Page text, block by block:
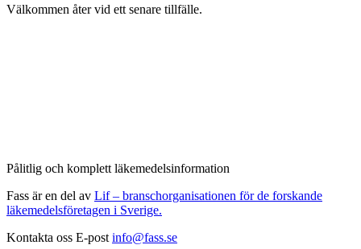
Välkommen åter vid ett senare tillfälle.
Pålitlig och komplett läkemedelsinformation
Fass är en del av Lif – branschorganisationen för de forskande
läkemedelsföretagen i Sverige.
Kontakta oss E-post info@fass.se